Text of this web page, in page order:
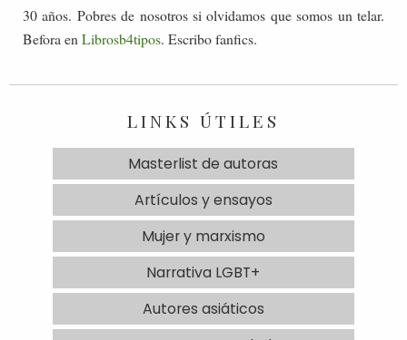
30 años. Pobres de nosotros si olvidamos que somos un telar.
Befora enLibrosb4tipos. Escribo fanfics.
LINKS ÚTILES
Masterlist de autoras
Artículos y ensayos
Mujer y marxismo
Narrativa LGBT+
Autores asiáticos